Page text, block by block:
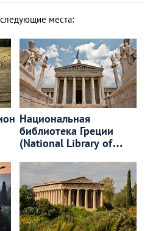
следующие места:
Национальная
библиотека Греции
(National Library of